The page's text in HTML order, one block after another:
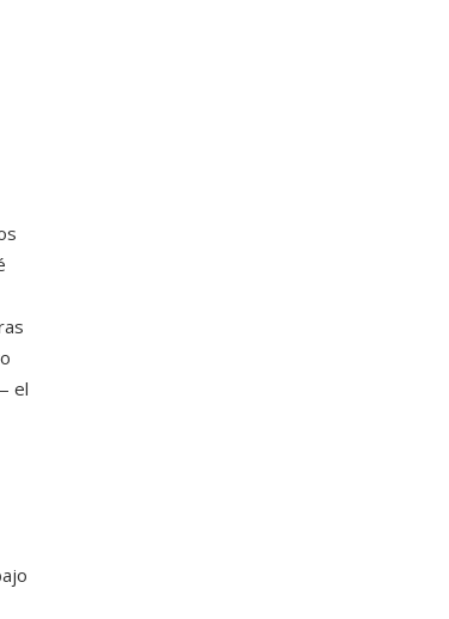
el